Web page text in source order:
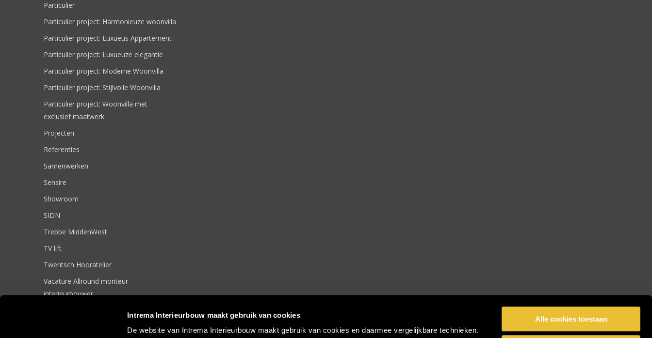
Intrema Interieurbouw maakt gebruik van cookies
De website van Intrema Interieurbouw maakt gebruik van cookies en daarmee vergelijkbare technieken.
Alle cookies toestaan
Particulier
Particulier project: Harmonieuze woonvilla
Particulier project: Luxueus Appartement
Particulier project: Luxueuze elegantie
Particulier project: Moderne Woonvilla
Particulier project: Stijlvolle Woonvilla
Particulier project: Woonvilla met
exclusief maatwerk
Projecten
Referenties
Samenwerken
Sensire
Showroom
SIDN
Trebbe MiddenWest
TV lift
Twentsch Hooratelier
Vacature Allround monteur
interieurbouwer